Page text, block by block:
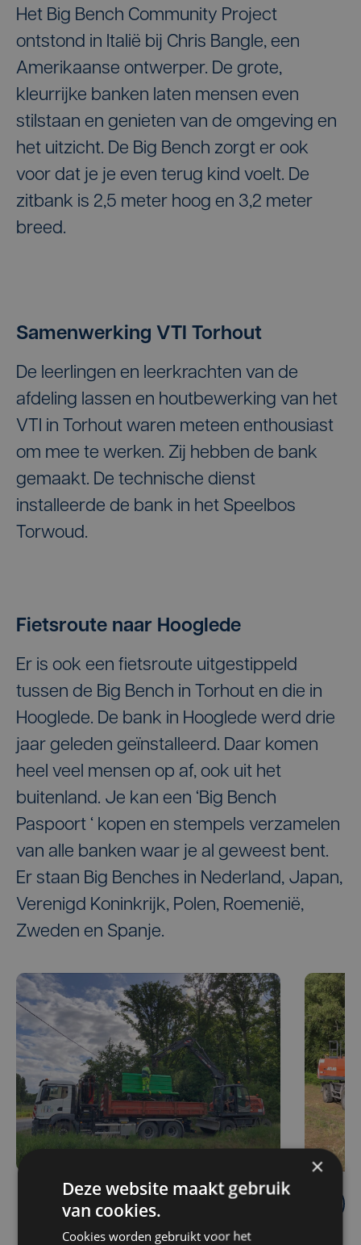
Het Big Bench Community Project
ontstond in Italië bij Chris Bangle, een
Amerikaanse ontwerper. De grote,
kleurrijke banken laten mensen even
stilstaan en genieten van de omgeving en
het uitzicht. De Big Bench zorgt er ook
voor dat je je even terug kind voelt. De
zitbank is 2,5 meter hoog en 3,2 meter
breed.
Samenwerking VTI Torhout
De leerlingen en leerkrachten van de
afdeling lassen en houtbewerking van het
VTI in Torhout waren meteen enthousiast
om mee te werken. Zij hebben de bank
gemaakt. De technische dienst
installeerde de bank in het Speelbos
Torwoud.
Fietsroute naar Hooglede
Er is ook een fietsroute uitgestippeld
tussen de Big Bench in Torhout en die in
Hooglede. De bank in Hooglede werd drie
jaar geleden geïnstalleerd. Daar komen
heel veel mensen op af, ook uit het
buitenland. Je kan een ‘Big Bench
Paspoort ‘ kopen en stempels verzamelen
van alle banken waar je al geweest bent.
Er staan Big Benches in Nederland, Japan,
Verenigd Koninkrijk, Polen, Roemenië,
Zweden en Spanje.
×
Deze website maakt gebruik
van cookies.
Cookies worden gebruikt voor het